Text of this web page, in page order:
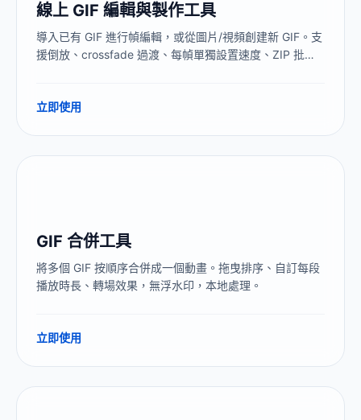
線上 GIF 編輯與製作工具
導入已有 GIF 進行幀編輯，或從圖片/視頻創建新 GIF。支
援倒放、crossfade 過渡、每幀單獨設置速度、ZIP 批量
立即使用
GIF 合併工具
將多個 GIF 按順序合併成一個動畫。拖曳排序、自訂每段
播放時長、轉場效果，無浮水印，本地處理。
立即使用